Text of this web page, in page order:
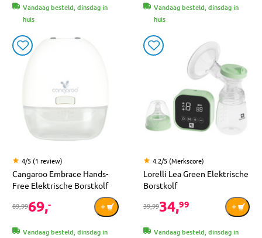
Vandaag besteld, dinsdag in
huis
Vandaag besteld, dinsdag in
huis
4/5 (1 review)
Cangaroo Embrace Hands-
Free Elektrische Borstkolf
89,9969,-
Vandaag besteld, dinsdag in
4.2/5 (Merkscore)
Lorelli Lea Green Elektrische
Borstkolf
39,9934,99
Vandaag besteld, dinsdag in